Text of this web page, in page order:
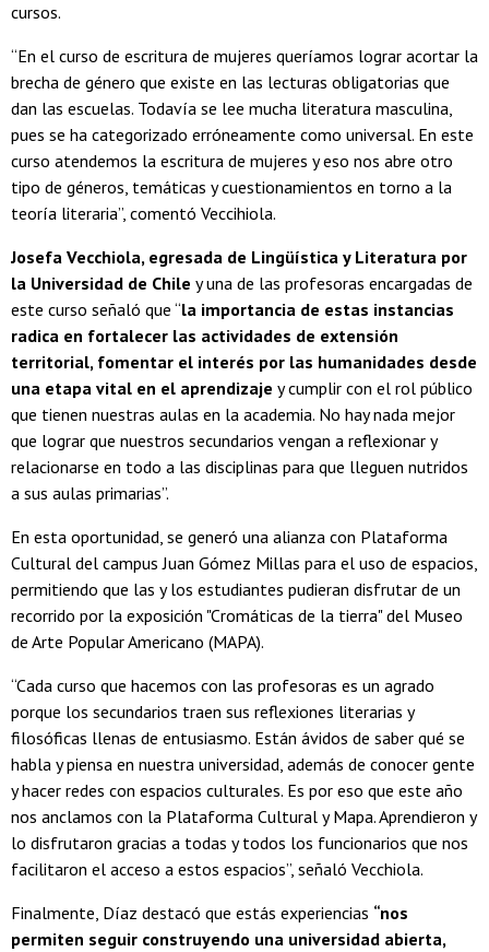
cursos.
“En el curso de escritura de mujeres queríamos lograr acortar la
brecha de género que existe en las lecturas obligatorias que
dan las escuelas. Todavía se lee mucha literatura masculina,
pues se ha categorizado erróneamente como universal. En este
curso atendemos la escritura de mujeres y eso nos abre otro
tipo de géneros, temáticas y cuestionamientos en torno a la
teoría literaria”, comentó Veccihiola.
Josefa Vecchiola, egresada de Lingüística y Literatura por
la Universidad de Chile y una de las profesoras encargadas de
este curso señaló que “la importancia de estas instancias
radica en fortalecer las actividades de extensión
territorial, fomentar el interés por las humanidades desde
una etapa vital en el aprendizaje y cumplir con el rol público
que tienen nuestras aulas en la academia. No hay nada mejor
que lograr que nuestros secundarios vengan a reflexionar y
relacionarse en todo a las disciplinas para que lleguen nutridos
a sus aulas primarias”.
En esta oportunidad, se generó una alianza con Plataforma
Cultural del campus Juan Gómez Millas para el uso de espacios,
permitiendo que las y los estudiantes pudieran disfrutar de un
recorrido por la exposición "Cromáticas de la tierra" del Museo
de Arte Popular Americano (MAPA).
“Cada curso que hacemos con las profesoras es un agrado
porque los secundarios traen sus reflexiones literarias y
filosóficas llenas de entusiasmo. Están ávidos de saber qué se
habla y piensa en nuestra universidad, además de conocer gente
y hacer redes con espacios culturales. Es por eso que este año
nos anclamos con la Plataforma Cultural y Mapa. Aprendieron y
lo disfrutaron gracias a todas y todos los funcionarios que nos
facilitaron el acceso a estos espacios”, señaló Vecchiola.
Finalmente, Díaz destacó que estás experiencias “nos
permiten seguir construyendo una universidad abierta,